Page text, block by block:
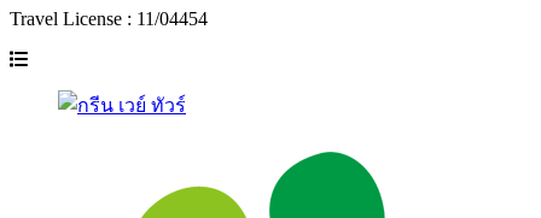
Travel License : 11/04454